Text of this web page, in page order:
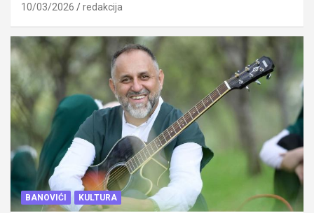
10/03/2026 redakcija
BANOVIĆI KULTURA